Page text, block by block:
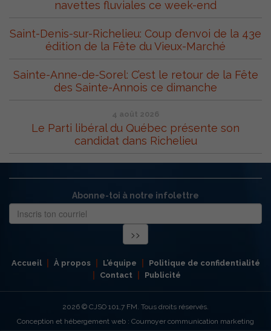
navettes fluviales ce week-end
Saint-Denis-sur-Richelieu: Coup d’envoi de la 43e
édition de la Fête du Vieux-Marché
Sainte-Anne-de-Sorel: C’est le retour de la Fête
des Sainte-Annois ce dimanche
4 août 2026
Le Parti libéral du Québec présente son
candidat dans Richelieu
Abonne-toi à notre infolettre
Accueil À propos L’équipe
Politique de confidentialité
Contact
Publicité
2026 © CJSO 101,7 FM. Tous droits réservés.
Conception et hébergement web : Cournoyer communication marketing